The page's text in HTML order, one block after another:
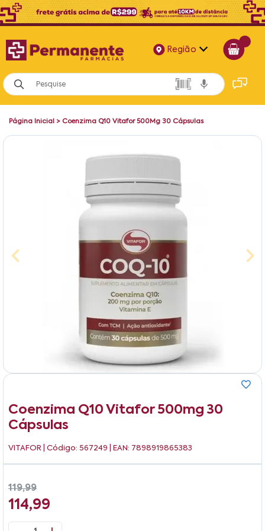
Região
Alagoas
Bahia
Página Inicial > Coenzima Q10 Vitafor 500Mg 30 Cápsulas
Coenzima Q10 Vitafor 500mg 30
Cápsulas
VITAFOR | Código: 567249 | EAN: 7898919865383
119,99
114,99